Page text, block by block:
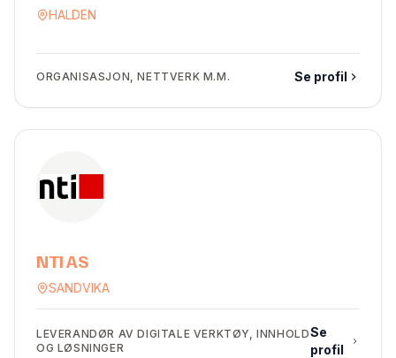
HALDEN
ORGANISASJON, NETTVERK M.M. Se profil
NTI AS
SANDVIKA
LEVERANDØR AV DIGITALE VERKTØY, INNHOLD
OG LØSNINGER
Se
profil